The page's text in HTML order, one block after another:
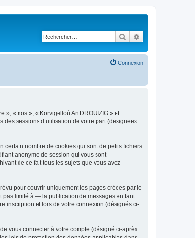
Rechercher
Connexion
», « nos », « Korvigelloù An DROUIZIG » et
sessions d’utilisation de votre part (désignées
certain nombre de cookies qui sont de petits fichiers
anonyme de session qui vous sont
de ce fait tous les sujets que vous avez
pour couvrir uniquement les pages créées par le
pas limité à — la publication de messages en tant
inscription et lors de votre connexion (désignés ci-
vous connecter à votre compte (désigné ci-après